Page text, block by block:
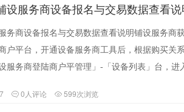
设服务商设备报名与交易数据查看
商设备报名与交易数据查看说明铺设服务商
户平台，开通设备服务商工具后，根据购买关
服务商登陆商户平管理」-「设备列表」台，进
0人评论 599次浏览